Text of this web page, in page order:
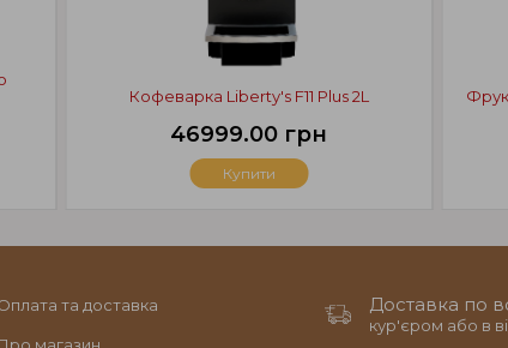
Кофеварка Liberty's F11 Plus 2L
46999.00 грн
Купити
та доставка Доставка по
кур'єром або в